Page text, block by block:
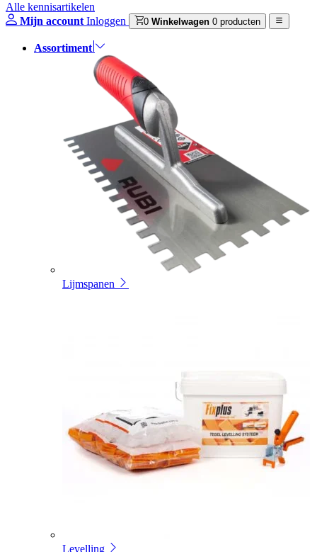
Alle kennisartikelen
Mijn account Inloggen 0 Winkelwagen 0 producten
Assortiment
Lijmspanen
Levelling